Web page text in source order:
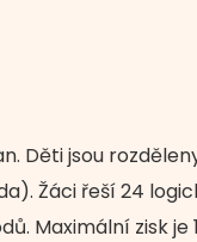
Děti jsou
Žáci řeší 24
Maximální zisk je